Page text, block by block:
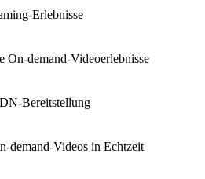
Erlebnisse
On-demand-Videoerlebnisse
Bereitstellung
demand-Videos in Echtzeit